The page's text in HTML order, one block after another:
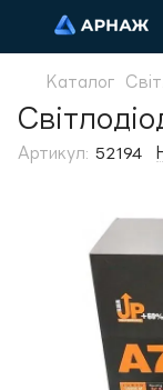
Каталог
Артикул: 52194